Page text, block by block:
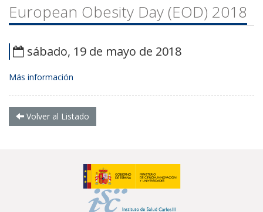
European Obesity Day (EOD) 2018
sábado, 19 de mayo de 2018
Más información
Volver al Listado